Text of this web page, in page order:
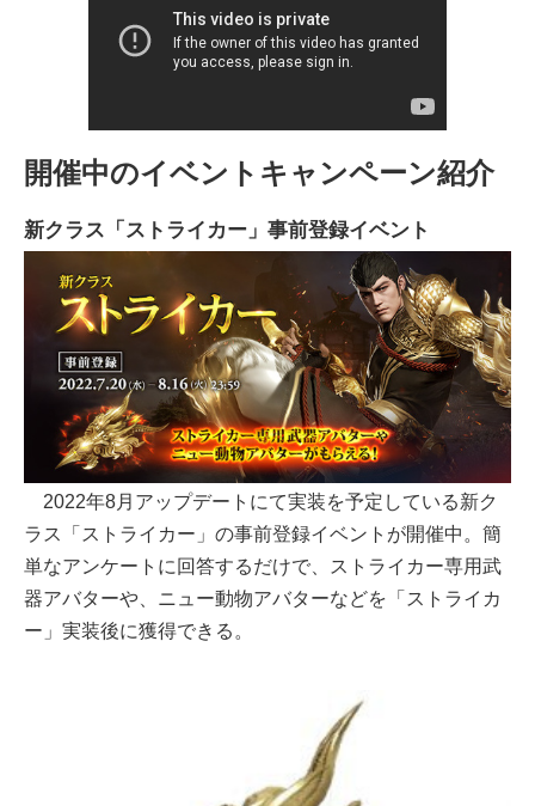
開催中のイベントキャンペーン紹介
新クラス「ストライカー」事前登録イベント
2022年8月アップデートにて実装を予定している新ク
ラス「ストライカー」の事前登録イベントが開催中。簡
単なアンケートに回答するだけで、ストライカー専用武
器アバターや、ニュー動物アバターなどを「ストライカ
ー」実装後に獲得できる。